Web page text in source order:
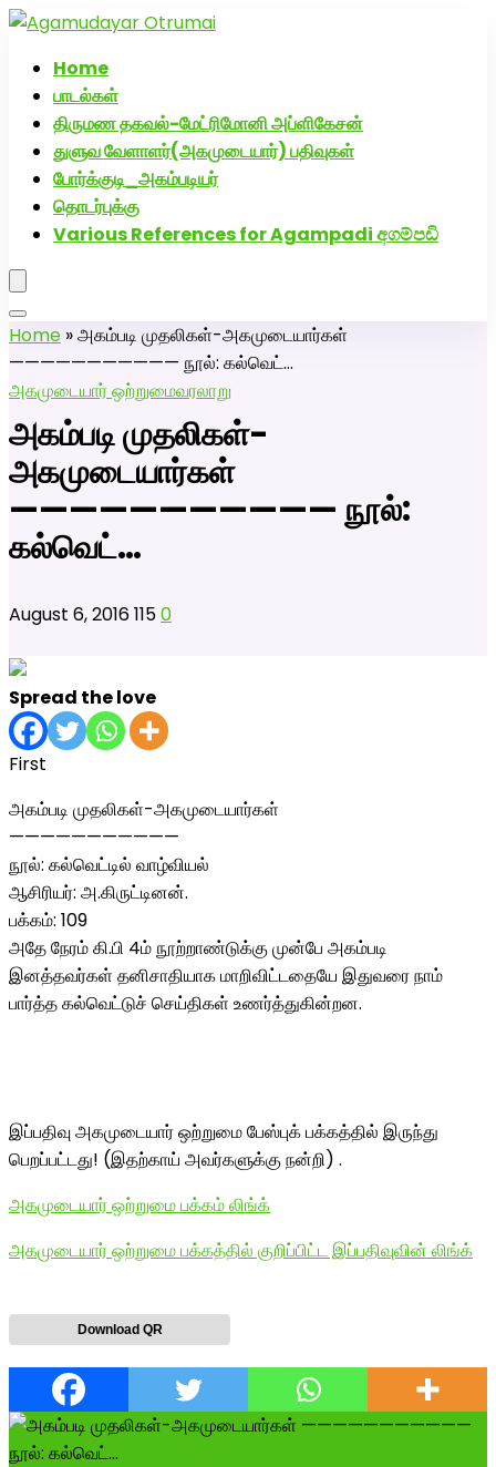
Home
பாடல்கள்
திருமண தகவல்-மேட்ரிமோனி அப்ளிகேசன்
துளுவ வேளாளர்(அகமுடையார்) பதிவுகள்
போர்க்குடி_அகம்படியர்
தொடர்புக்கு
Various References for Agampadi අගම්පඩි
Home »அகம்படி முதலிகள்-அகமுடையார்கள்
——————————— நூல்: கல்வெட்…
அகமுடையார் ஒற்றுமைவரலாறு
அகம்படி முதலிகள்-
அகமுடையார்கள்
——————————— நூல்:
கல்வெட்…
August 6, 20161150
Spread the love
First
அகம்படி முதலிகள்-அகமுடையார்கள்
———————————
நூல்: கல்வெட்டில் வாழ்வியல்
ஆசிரியர்: அ.கிருட்டினன்.
பக்கம்: 109
அதே நேரம் கி.பி 4ம் நூற்றாண்டுக்கு முன்பே அகம்படி
இனத்தவர்கள் தனிசாதியாக மாறிவிட்டதையே இதுவரை நாம்
பார்த்த கல்வெட்டுச் செய்திகள் உணர்த்துகின்றன.
இப்பதிவு அகமுடையார் ஒற்றுமை பேஸ்புக் பக்கத்தில் இருந்து
பெறப்பட்டது! (இதற்காய் அவர்களுக்கு நன்றி) .
அகமுடையார் ஒற்றுமை பக்கம் லிங்க்
அகமுடையார் ஒற்றுமை பக்கத்தில் குறிப்பிட்ட இப்பதிவுவின் லிங்க்
Download QR
அகமுடையார் திருமண வரன்களுக்கு அகமுடையார்மேட்ரி-